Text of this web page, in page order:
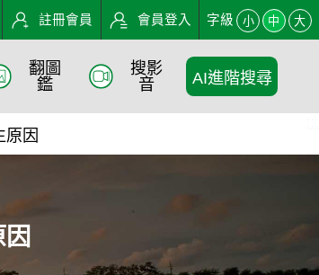
識入口網
註冊會員 會員登入 字級 小 中 大
翻圖
鑑
搜影
音
AI進階搜尋
原因